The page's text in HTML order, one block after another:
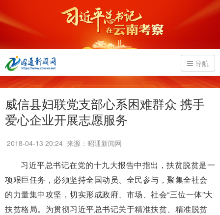
导航
威信县妇联党支部心系困难群众 携手
爱心企业开展志愿服务
2018-04-13 20:24 来源：昭通新闻网
习近平总书记在党的十九大报告中指出，扶贫脱贫是一
项艰巨任务，必须坚持全国动员、全民参与，聚集全社会
的力量集中攻坚，切实形成政府、市场、社会“三位一体”大
扶贫格局。为贯彻习近平总书记关于精准扶贫、精准脱贫